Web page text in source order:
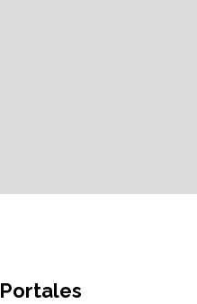
Portales